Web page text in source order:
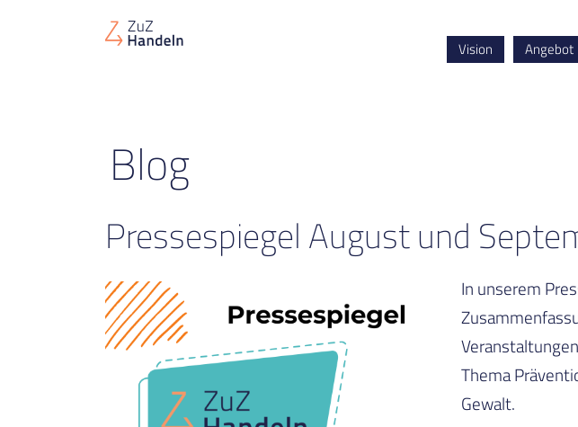
Vision Angebot
Blog
Pressespiegel August und
In unserem
Thema
Gewalt.